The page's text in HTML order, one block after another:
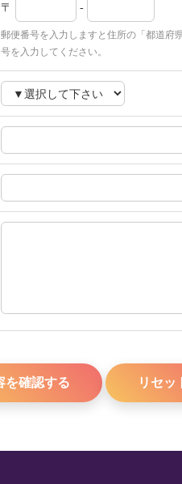
〒 -
郵便番号を入力しますと住所の「都道府
号を入力してください。